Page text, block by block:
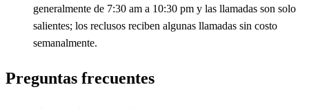
generalmente de 7:30 am a 10:30 pm y las llamadas son solo
salientes; los reclusos reciben algunas llamadas sin costo
semanalmente.
Preguntas frecuentes